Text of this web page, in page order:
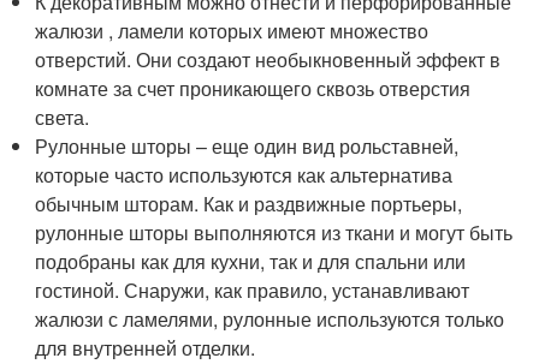
жалюзи , ламели которых имеют множество
отверстий. Они создают необыкновенный эффект в
комнате за счет проникающего сквозь отверстия
света.
Рулонные шторы – еще один вид рольставней,
которые часто используются как альтернатива
обычным шторам. Как и раздвижные портьеры,
рулонные шторы выполняются из ткани и могут быть
подобраны как для кухни, так и для спальни или
гостиной. Снаружи, как правило, устанавливают
жалюзи с ламелями, рулонные используются только
для внутренней отделки.